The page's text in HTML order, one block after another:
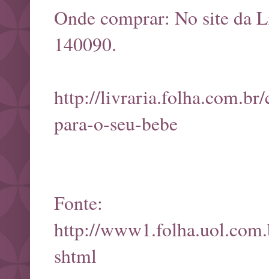
Onde comprar: No site da
140090.
http://livraria.folha.com.br/
para-o-seu-bebe
Fonte:
http://
shtml